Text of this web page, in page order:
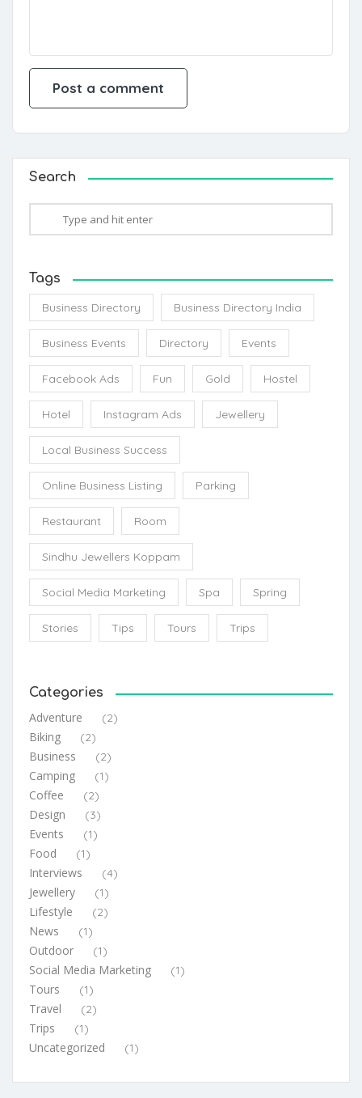
Search
Tags
Business Directory
Business Directory India
Business Events Directory Events
Facebook Ads Fun Gold Hostel
Hotel Instagram Ads Jewellery
Local Business Success
Online Business Listing Parking
Restaurant Room
Sindhu Jewellers Koppam
Social Media Marketing Spa Spring
Stories Tips Tours Trips
Categories
Adventure (2)
Biking (2)
Business (2)
Camping (1)
Coffee (2)
Design (3)
Events (1)
Food (1)
Interviews (4)
Jewellery (1)
Lifestyle (2)
News (1)
Outdoor (1)
Social Media Marketing (1)
Tours (1)
Travel (2)
Trips (1)
Uncategorized (1)